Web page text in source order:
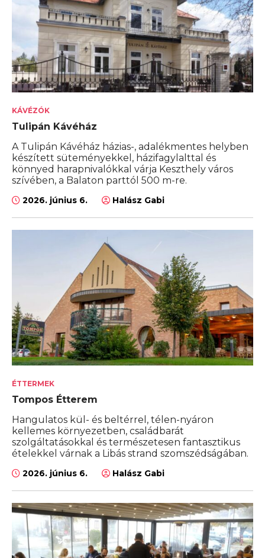
KÁVÉZÓK
Tulipán Kávéház
A Tulipán Kávéház házias-, adalékmentes helyben
készített süteményekkel, házifagylalttal és
könnyed harapnivalókkal várja Keszthely város
szívében, a Balaton parttól 500 m-re.
2026. június 6. Halász Gabi
ÉTTERMEK
Tompos Étterem
Hangulatos kül- és beltérrel, télen-nyáron
kellemes környezetben, családbarát
szolgáltatásokkal és természetesen fantasztikus
ételekkel várnak a Libás strand szomszédságában.
2026. június 6. Halász Gabi